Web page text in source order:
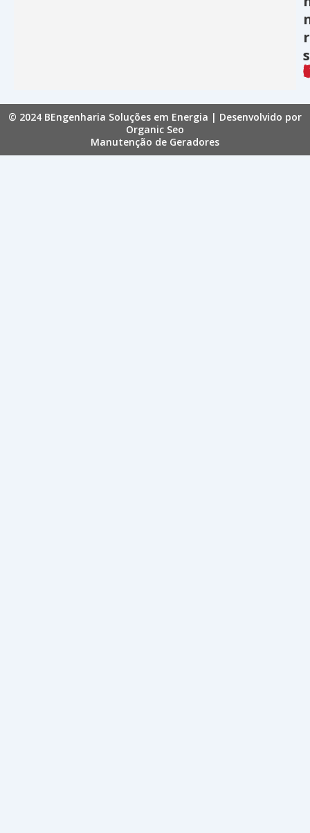
© 2024 BEngenharia Soluções em Energia | Desenvolvido por
Organic Seo
Manutenção de Geradores